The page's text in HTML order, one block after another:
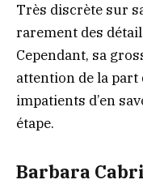
Très discrète sur
rarement des
Cependant, sa
attention de la part
impatients d’en
étape.
Barbara